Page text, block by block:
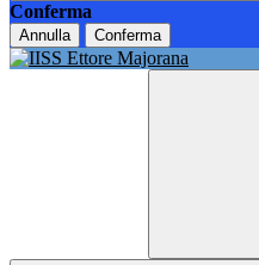
Conferma
Annulla Conferma